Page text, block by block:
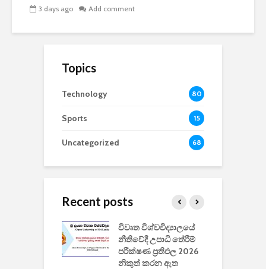
3 days ago Add comment
Topics
Technology 80
Sports 15
Uncategorized 68
Recent posts
විවෘත විශ්වවිද්‍යාලයේ
නීතිවේදී උපාධි තේරීම්
පරීක්ෂණ ප්‍රතිඵල 2026
නිකුත් කරන ඇත